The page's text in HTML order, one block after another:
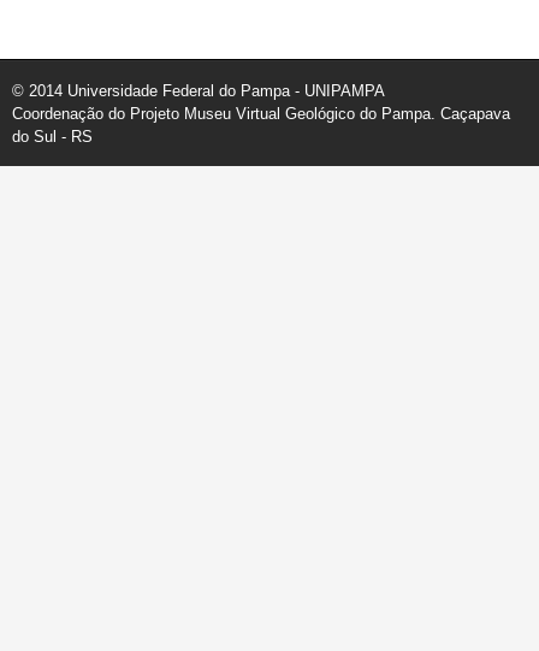
© 2014 Universidade Federal do Pampa - UNIPAMPA
Coordenação do Projeto Museu Virtual Geológico do Pampa. Caçapava
do Sul - RS